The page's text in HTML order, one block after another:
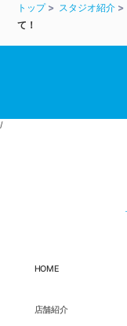
トップ スタジオ紹介
て！
/
HOME
店舗紹介